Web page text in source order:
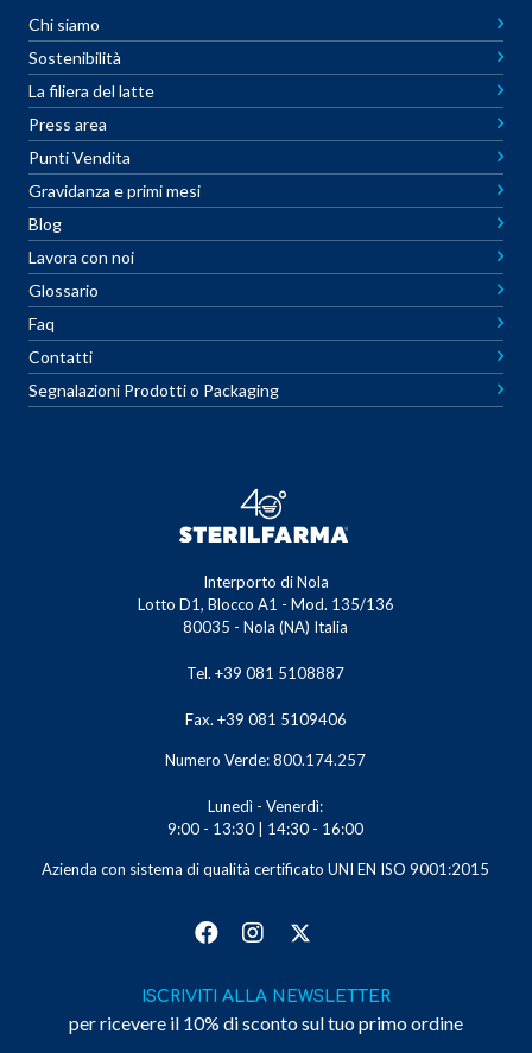
Chi siamo
Sostenibilità
La filiera del latte
Press area
Punti Vendita
Gravidanza e primi mesi
Blog
Lavora con noi
Glossario
Faq
Contatti
Segnalazioni Prodotti o Packaging
Interporto di Nola
Lotto D1, Blocco A1 - Mod. 135/136
80035 - Nola (NA) Italia
Tel. +39 081 5108887
Fax. +39 081 5109406
Numero Verde: 800.174.257
Lunedì - Venerdì:
9:00 - 13:30 | 14:30 - 16:00
Azienda con sistema di qualità certificato UNI EN ISO 9001:2015
ISCRIVITI ALLA NEWSLETTER
per ricevere il 10% di sconto sul tuo primo ordine